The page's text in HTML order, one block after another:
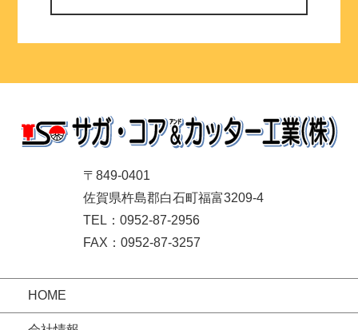
〒849-0401
佐賀県杵島郡白石町福富3209-4
TEL：0952-87-2956
FAX：0952-87-3257
HOME